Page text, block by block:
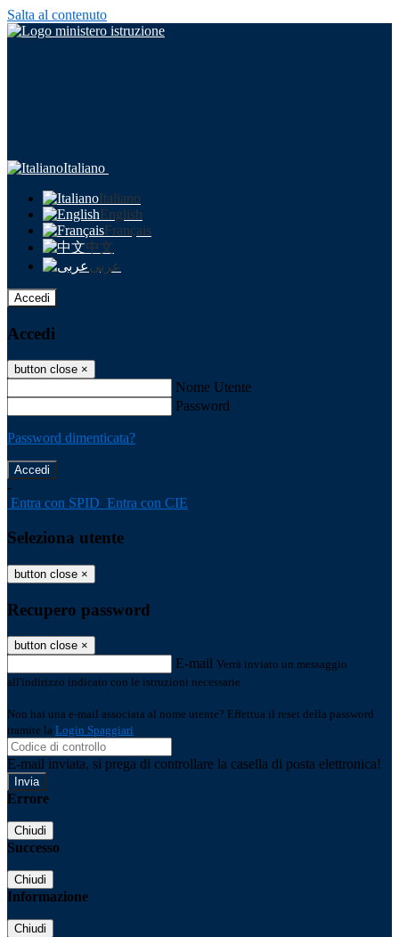
Salta al contenuto
Italiano
Italiano
English
Français
中文
عربى
Accedi
Accedi
button close ×
Nome Utente
Password
Password dimenticata?
-
Entra con SPID Entra con CIE
Seleziona utente
button close ×
Recupero password
button close ×
E-mail Verrà inviato un messaggio
all'indirizzo indicato con le istruzioni necessarie.
Non hai una e-mail associata al nome utente? Effettua il reset della password
tramite la Login Spaggiari
E-mail inviata, si prega di controllare la casella di posta elettronica!
Errore
Chiudi
Successo
Chiudi
Informazione
Chiudi